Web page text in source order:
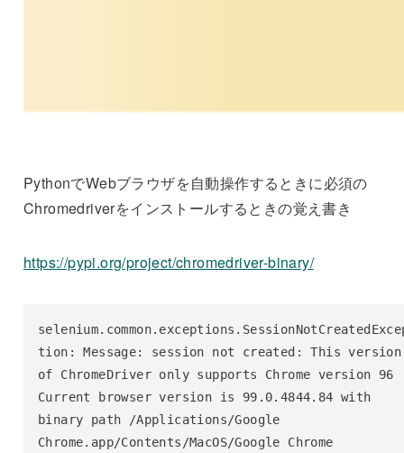
PythonでWebブラウザを自動操作するときに必須の
Chromedriverをインストールするときの覚え書き
https://pypi.org/project/chromedriver-binary/
tion: Message: session not created: This version
of ChromeDriver only supports Chrome version 96
Current browser version is 99.0.4844.84 with
binary path /Applications/Google
Chrome.app/Contents/MacOS/Google Chrome